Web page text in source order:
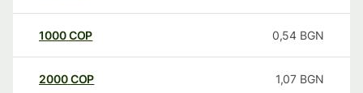
1000COP 0,54 BGN
2000COP 1,07 BGN